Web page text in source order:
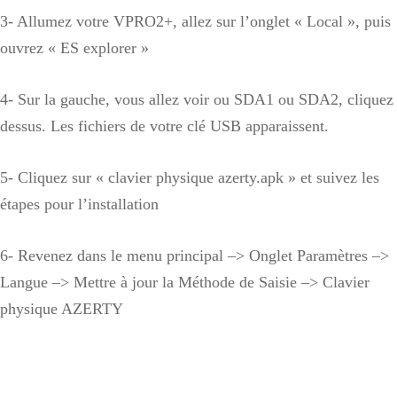
3- Allumez votre VPRO2+, allez sur l’onglet « Local », puis
ouvrez « ES explorer »
4- Sur la gauche, vous allez voir ou SDA1 ou SDA2, cliquez
dessus. Les fichiers de votre clé USB apparaissent.
5- Cliquez sur « clavier physique azerty.apk » et suivez les
étapes pour l’installation
6- Revenez dans le menu principal –> Onglet Paramètres –>
Langue –> Mettre à jour la Méthode de Saisie –> Clavier
physique AZERTY